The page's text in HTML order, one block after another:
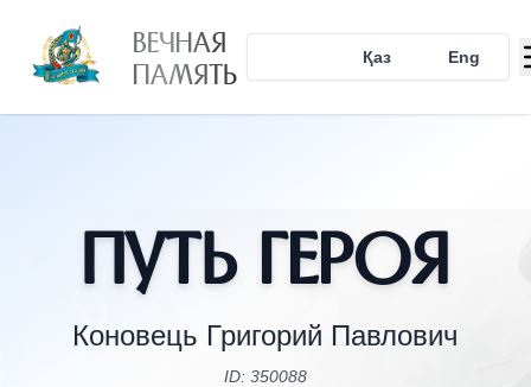
ВЕЧНАЯ
ПАМЯТЬ Қаз Eng
Путь Героя
Коновець Григорий Павлович
ID: 350088